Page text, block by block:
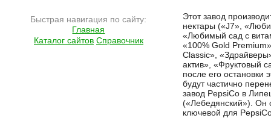
Быстрая навигация по сайту:
Главная
Каталог сайтов Справочник
Этот завод
нектары («J7»,
«Любимый сад с
«100% Gold
Classic»,
актив», «Фруктовый
после его остановки
будут частично
завод PepsiCo в
(«Лебедянский»). Он
ключевой для